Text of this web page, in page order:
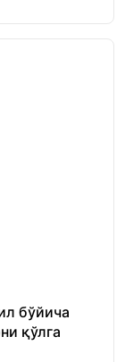
бўйича
қўлга